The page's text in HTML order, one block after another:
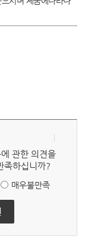
관한 의견을
족하십니까?
매우불만족